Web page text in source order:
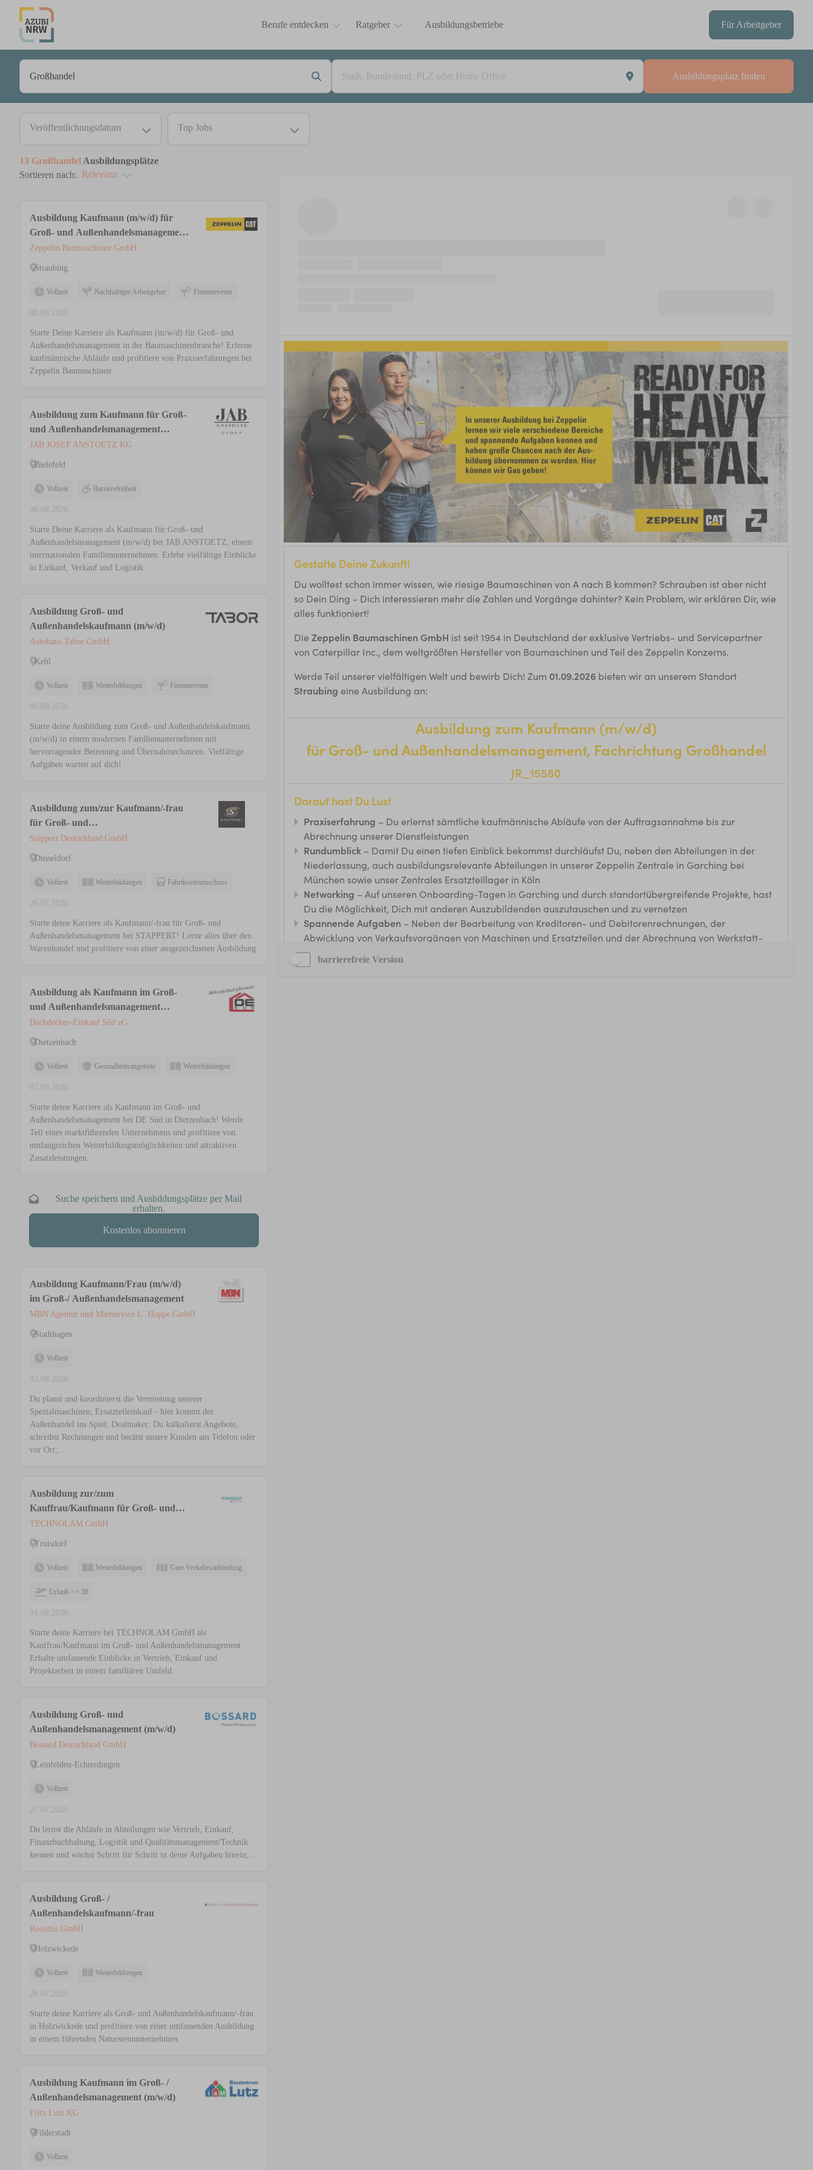
Berufe entdecken Ratgeber Ausbildungsbetriebe Für Arbeitgeber
Ausbildungsplatz finden
Veröffentlichungsdatum Top Jobs
13 Großhandel Ausbildungsplätze
Sortieren nach: Relevanz
Ausbildung Kaufmann (m/w/d) für
Groß- und Außenhandelsmanagement,
Fachrichtung Großhandel
Zeppelin Baumaschinen GmbH
Straubing
Vollzeit Nachhaltiger Arbeitgeber Firmenevents
08.08.2026
Starte Deine Karriere als Kaufmann (m/w/d) für Groß- und
Außenhandelsmanagement in der Baumaschinenbranche! Erlerne
kaufmännische Abläufe und profitiere von Praxiserfahrungen bei
Zeppelin Baumaschinen.
Ausbildung zum Kaufmann für Groß-
und Außenhandelsmanagement
(m/w/d)
JAB JOSEF ANSTOETZ KG
Bielefeld
Vollzeit Barrierefreiheit
08.08.2026
Starte Deine Karriere als Kaufmann für Groß- und
Außenhandelsmanagement (m/w/d) bei JAB ANSTOETZ, einem
internationalen Familienunternehmen. Erlebe vielfältige Einblicke
in Einkauf, Verkauf und Logistik.
Ausbildung Groß- und
Außenhandelskaufmann (m/w/d)
Autohaus Tabor GmbH
Kehl
Vollzeit Weiterbildungen Firmenevents
06.08.2026
Starte deine Ausbildung zum Groß- und Außenhandelskaufmann
(m/w/d) in einem modernen Familienunternehmen mit
hervorragender Betreuung und Übernahmechancen. Vielfältige
Aufgaben warten auf dich!
Ausbildung zum/zur Kaufmann/-frau
für Groß- und
Außenhandelsmanagement (m/w/d)
Schwerpunkt Großhandel
Stappert Deutschland GmbH
Düsseldorf
Vollzeit Weiterbildungen Fahrtkostenzuschuss
26.07.2026
Starte deine Karriere als Kaufmann/-frau für Groß- und
Außenhandelsmanagement bei STAPPERT! Lerne alles über den
Warenhandel und profitiere von einer ausgezeichneten Ausbildung.
Ausbildung als Kaufmann im Groß-
und Außenhandelsmanagement
(m/w/d) am Standort Dietzenbach
Dachdecker-Einkauf Süd eG
Dietzenbach
Vollzeit Gesundheitsangebote Weiterbildungen
07.08.2026
Starte deine Karriere als Kaufmann im Groß- und
Außenhandelsmanagement bei DE Süd in Dietzenbach! Werde
Teil eines marktführenden Unternehmens und profitiere von
umfangreichen Weiterbildungsmöglichkeiten und attraktiven
Zusatzleistungen.
Suche speichern und Ausbildungsplätze per Mail
erhalten.
Kostenlos abonnieren
Ausbildung Kaufmann/Frau (m/w/d)
im Groß-/ Außenhandelsmanagement
MBN Agentur und Mietservice L. Hoppe GmbH
Stadthagen
Vollzeit
03.08.2026
Du planst und koordinierst die Vermietung unserer
Spezialmaschinen; Ersatzteileinkauf - hier kommt der
Außenhandel ins Spiel; Dealmaker: Du kalkulierst Angebote,
schreibst Rechnungen und berätst unsere Kunden am Telefon oder
vor Ort;...
Ausbildung zur/zum
Kauffrau/Kaufmann für Groß- und
Außenhandelsmanagement (m/w/d)
TECHNOLAM GmbH
Troisdorf
Vollzeit Weiterbildungen Gute Verkehrsanbindung
Urlaub >= 30
01.08.2026
Starte deine Karriere bei TECHNOLAM GmbH als
Kauffrau/Kaufmann im Groß- und Außenhandelsmanagement.
Erhalte umfassende Einblicke in Vertrieb, Einkauf und
Projektarbeit in einem familiären Umfeld.
Ausbildung Groß- und
Außenhandelsmanagement (m/w/d)
Bossard Deutschland GmbH
Leinfelden-Echterdingen
Vollzeit
27.07.2026
Du lernst die Abläufe in Abteilungen wie Vertrieb, Einkauf,
Finanzbuchhaltung, Logistik und Qualitätsmanagement/Technik
kennen und wächst Schritt für Schritt in deine Aufgaben hinein;...
Ausbildung Groß- /
Außenhandelskaufmann/-frau
Rossittis GmbH
Holzwickede
Vollzeit Weiterbildungen
26.07.2026
Starte deine Karriere als Groß- und Außenhandelskaufmann/-frau
in Holzwickede und profitiere von einer umfassenden Ausbildung
in einem führenden Natursteinunternehmen.
Ausbildung Kaufmann im Groß- /
Außenhandelsmanagement (m/w/d)
Fritz Lutz KG
Filderstadt
Vollzeit
barrierefreie Version